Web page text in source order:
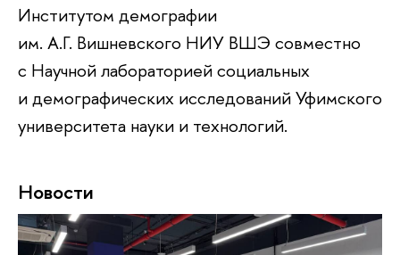
Институтом демографии
им. А.Г. Вишневского НИУ ВШЭ совместно
с Научной лабораторией социальных
и демографических исследований Уфимского
университета науки и технологий.
Новости